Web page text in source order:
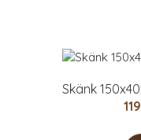
Skänk